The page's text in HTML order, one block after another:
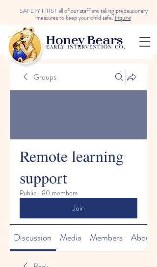
SAFETY FIRST all of our staff are taking precautionary
measures to keep your child safe.Inquire
Groups
Remote learning
support
Public · 80 members
Join
Discussion Media Members About